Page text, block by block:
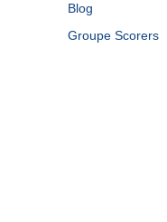
Blog
Groupe Scorers